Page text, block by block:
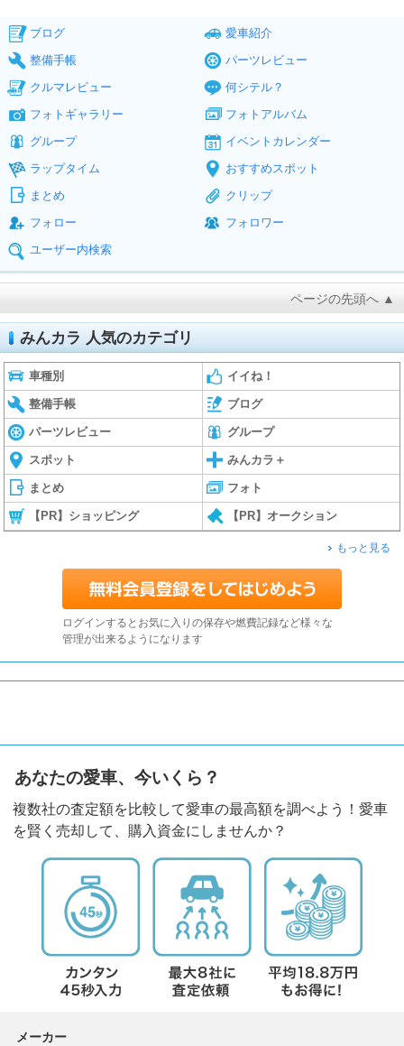
ブログ
愛車紹介
整備手帳
パーツレビュー
クルマレビュー
何シテル？
フォトギャラリー
フォトアルバム
グループ
イベントカレンダー
ラップタイム
おすすめスポット
まとめ
クリップ
フォロー
フォロワー
ユーザー内検索
ページの先頭へ ▲
みんカラ 人気のカテゴリ
車種別 イイね！
整備手帳 ブログ
パーツレビュー グループ
スポット みんカラ＋
まとめ フォト
【PR】ショッピング 【PR】オークション
もっと見る
ログインするとお気に入りの保存や燃費記録など様々な
管理が出来るようになります
あなたの愛車、今いくら？
複数社の査定額を比較して愛車の最高額を調べよう！愛車
を賢く売却して、購入資金にしませんか？
メーカー